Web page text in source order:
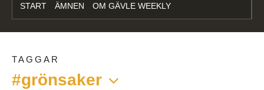
START ÄMNEN OM GÄVLE WEEKLY
TAGGAR
#grönsaker